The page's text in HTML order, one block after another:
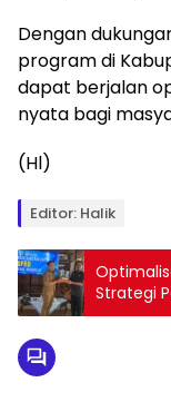
Dengan
program di
dapat berjalan
nyata bagi
(Hl)
Editor: Halik
Strategi
Malang